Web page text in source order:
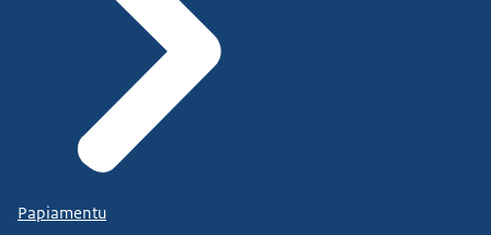
Papiamentu